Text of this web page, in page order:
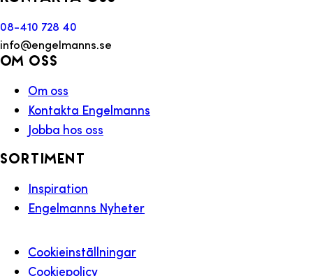
08-410 728 40
info@engelmanns.se
Om oss
Om oss
Kontakta Engelmanns
Jobba hos oss
Sortiment
Inspiration
Engelmanns Nyheter
Cookieinställningar
Cookiepolicy